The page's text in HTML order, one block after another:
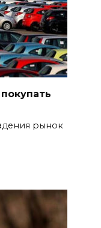
рынок